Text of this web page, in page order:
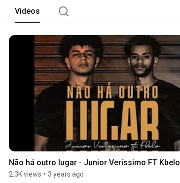
Videos
Não há outro lugar - Junior Veríssimo FT Kbelo
2.3K views • 3 years ago